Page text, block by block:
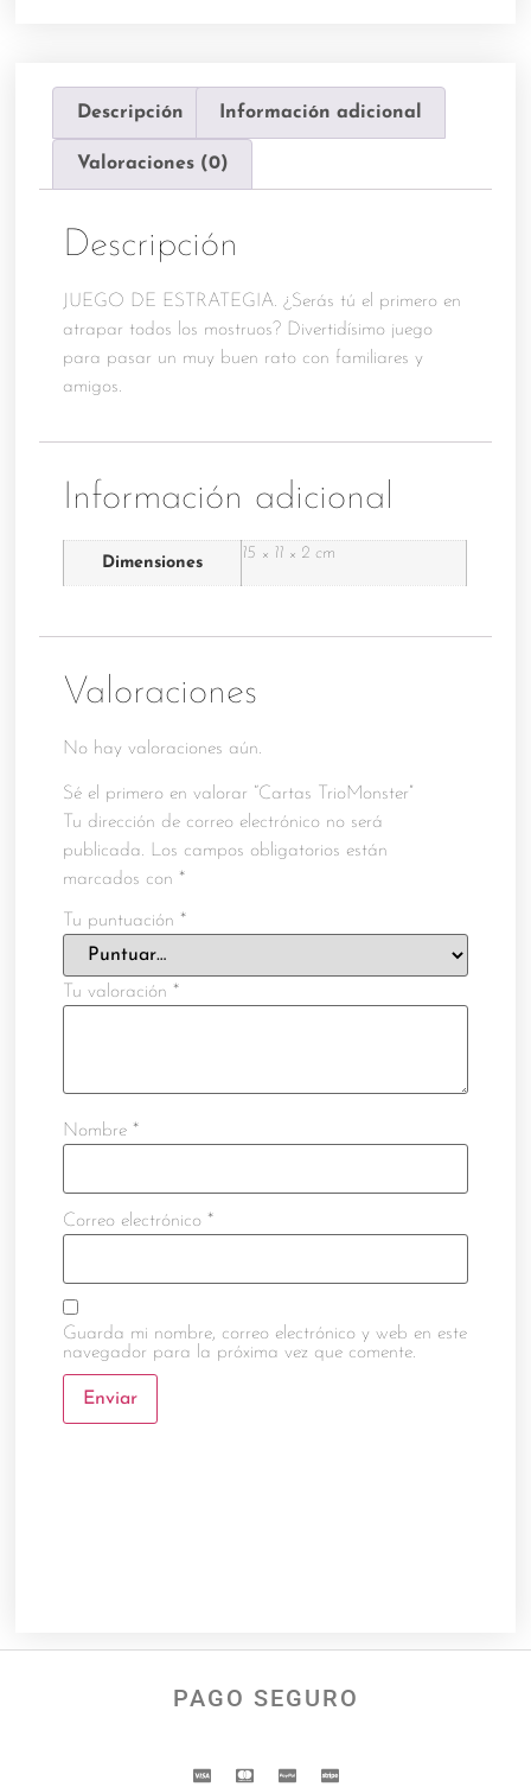
Descripción Información adicional
Valoraciones (0)
Descripción
JUEGO DE ESTRATEGIA. ¿Serás tú el primero en
atrapar todos los mostruos? Divertidísimo juego
para pasar un muy buen rato con familiares y
amigos.
Información adicional
Dimensiones
15 × 11 × 2 cm
Valoraciones
No hay valoraciones aún.
Sé el primero en valorar “Cartas TrioMonster”
Tu dirección de correo electrónico no será
publicada. Los campos obligatorios están
marcados con *
Tu puntuación *
Tu valoración *
Nombre *
Correo electrónico *
Guarda mi nombre, correo electrónico y web en este
navegador para la próxima vez que comente.
PAGO SEGURO